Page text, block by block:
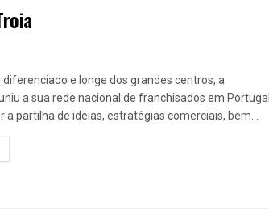
diferenciado e longe dos grandes centros, a
a sua rede nacional de franchisados em Portugal
a partilha de ideias, estratégias comerciais, bem...